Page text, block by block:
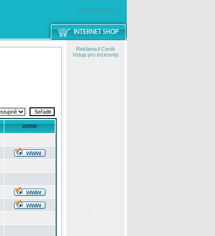
windowsmobile.cz
WWW
Reklama/ Ceník
Vstup pro inzerenty